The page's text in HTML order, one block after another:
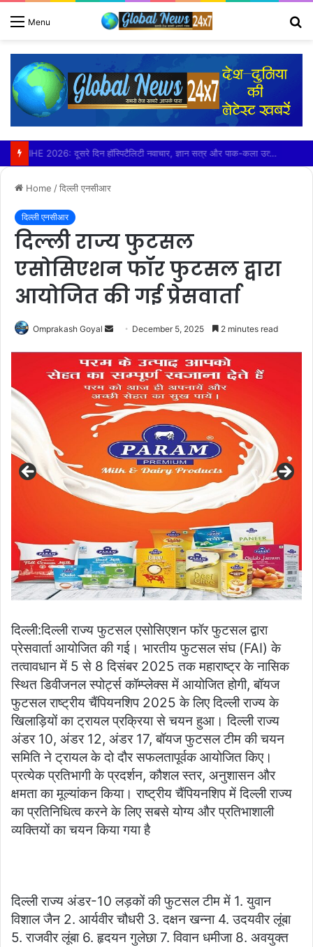
Menu
बड़ौत में हिंदू युवा वाहिनी ने लगाया निशुल्क कावड़ चिकित्सा शिविर
Home /दिल्ली एनसीआर
दिल्ली एनसीआर
दिल्ली राज्य फुटसल
एसोसिएशन फॉर फुटसल द्वारा
आयोजित की गई प्रेसवार्ता
Omprakash Goyal
Send
email
December 5, 2025 2 minutes read
दिल्ली:दिल्ली राज्य फुटसल एसोसिएशन फॉर फुटसल द्वारा
प्रेसवार्ता आयोजित की गई। भारतीय फुटसल संघ (FAI) के
तत्वावधान में 5 से 8 दिसंबर 2025 तक महाराष्ट्र के नासिक
स्थित डिवीजनल स्पोर्ट्स कॉम्प्लेक्स में आयोजित होगी, बॉयज
फुटसल राष्ट्रीय चैंपियनशिप 2025 के लिए दिल्ली राज्य के
खिलाड़ियों का ट्रायल प्रक्रिया से चयन हुआ। दिल्ली राज्य
अंडर 10, अंडर 12, अंडर 17, बॉयज फुटसल टीम की चयन
समिति ने ट्रायल के दो दौर सफलतापूर्वक आयोजित किए।
प्रत्येक प्रतिभागी के प्रदर्शन, कौशल स्तर, अनुशासन और
क्षमता का मूल्यांकन किया। राष्ट्रीय चैंपियनशिप में दिल्ली राज्य
का प्रतिनिधित्व करने के लिए सबसे योग्य और प्रतिभाशाली
व्यक्तियों का चयन किया गया है
दिल्ली राज्य अंडर-10 लड़कों की फुटसल टीम में 1. युवान
विशाल जैन 2. आर्यवीर चौधरी 3. दक्षन खन्ना 4. उदयवीर लूंबा
5. राजवीर लूंबा 6. हृदयन गुलेछा 7. विवान धमीजा 8. अवयुक्त